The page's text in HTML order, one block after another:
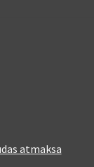
atmaksa